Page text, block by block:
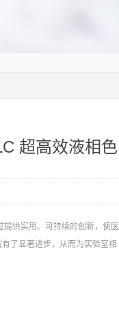
超高效液相色
提供实用、可持续的创新，使医
了显著进步，从而为实验室相